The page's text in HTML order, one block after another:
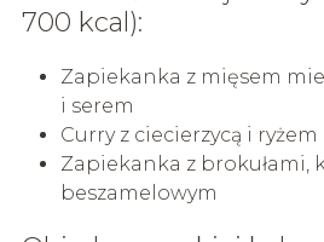
700 kcal):
Zapiekanka z mięsem
i serem
Curry z ciecierzycą i
Zapiekanka z brokułami,
beszamelowym